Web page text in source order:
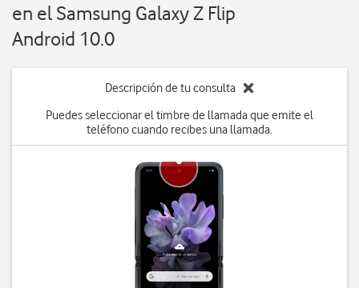
en el Samsung Galaxy Z Flip
Android 10.0
Descripción de tu consulta
Puedes seleccionar el timbre de llamada que emite el
teléfono cuando recibes una llamada.